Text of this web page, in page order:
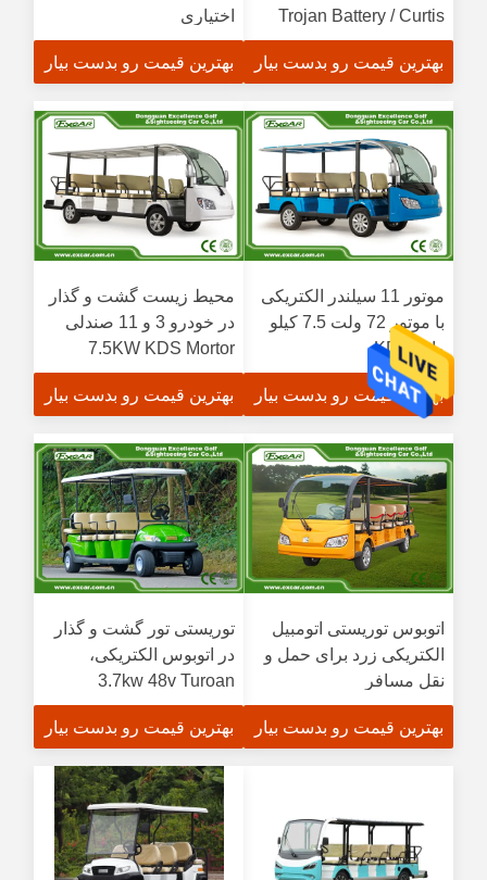
Trojan Battery / Curtis
Controller
بهترین قیمت رو بدست بیار
اختیاری
بهترین قیمت رو بدست بیار
موتور 11 سیلندر الکتریکی
با موتور 72 ولت 7.5 کیلو
وات KDS
بهترین قیمت رو بدست بیار
محیط زیست گشت و گذار
در خودرو 3 و 11 صندلی
7.5KW KDS Mortor
بهترین قیمت رو بدست بیار
اتوبوس توریستی اتومبیل
الکتریکی زرد برای حمل و
نقل مسافر
بهترین قیمت رو بدست بیار
توریستی تور گشت و گذار
در اتوبوس الکتریکی،
3.7kw 48v Turoan
Battery Cart
بهترین قیمت رو بدست بیار